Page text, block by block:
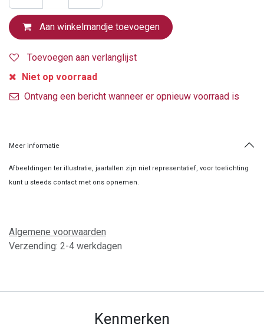
Aan winkelmandje toevoegen
Toevoegen aan verlanglijst
Niet op voorraad
Ontvang een bericht wanneer er opnieuw voorraad is
Meer informatie
Afbeeldingen ter illustratie, jaartallen zijn niet representatief, voor toelichting
kunt u steeds contact met ons opnemen.
Algemene voorwaarden
Verzending: 2-4 werkdagen
Kenmerken